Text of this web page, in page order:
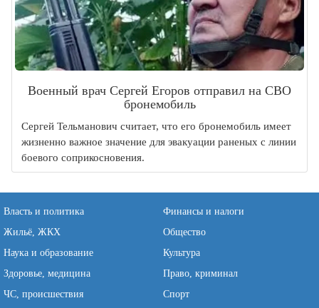
Военный врач Сергей Егоров отправил на СВО
бронемобиль
Сергей Тельманович считает, что его бронемобиль имеет
жизненно важное значение для эвакуации раненых с линии
боевого соприкосновения.
Власть и политика
Финансы и налоги
Жильё, ЖКХ
Общество
Наука и образование
Культура
Здоровье, медицина
Право, криминал
ЧС, происшествия
Спорт